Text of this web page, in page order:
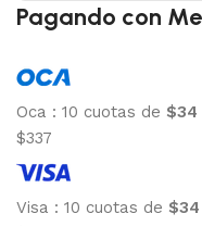
Pagando con
Oca : 10 cuotas de $34
$337
Visa : 10 cuotas de $34